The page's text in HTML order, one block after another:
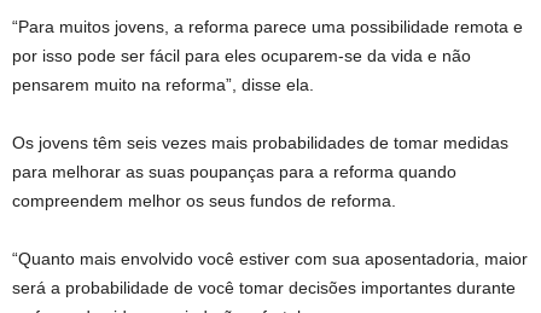
“Para muitos jovens, a reforma parece uma possibilidade remota e
por isso pode ser fácil para eles ocuparem-se da vida e não
pensarem muito na reforma”, disse ela.
Os jovens têm seis vezes mais probabilidades de tomar medidas
para melhorar as suas poupanças para a reforma quando
compreendem melhor os seus fundos de reforma.
“Quanto mais envolvido você estiver com sua aposentadoria, maior
será a probabilidade de você tomar decisões importantes durante